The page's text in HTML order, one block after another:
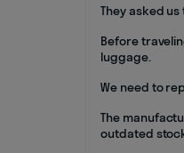
They asked
Before
luggage.
We need to
The
outdated